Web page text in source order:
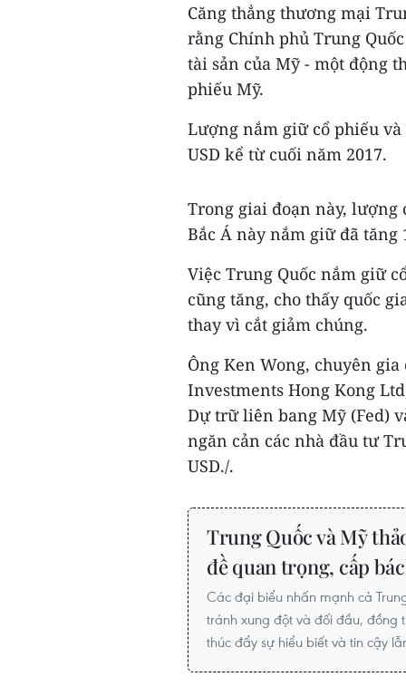
Căng thẳng thương mại
rằng Chính phủ Trung
tài sản của Mỹ - một động
phiếu Mỹ.
Lượng nắm giữ cổ phiếu
USD kể từ cuối năm 2017.
Trong giai đoạn này, lượng
Bắc Á này nắm giữ đã tăng
Việc Trung Quốc nắm giữ
cũng tăng, cho thấy quốc
thay vì cắt giảm chúng.
Ông Ken Wong, chuyên
Investments Hong Kong
Dự trữ liên bang Mỹ (Fed)
ngăn cản các nhà đầu tư
USD./.
Trung Quốc và Mỹ
đề quan trọng, cấp
Các đại biểu nhấn mạnh cả
tránh xung đột và đối đầu, đồng
thúc đẩy sự hiểu biết và tin cậy